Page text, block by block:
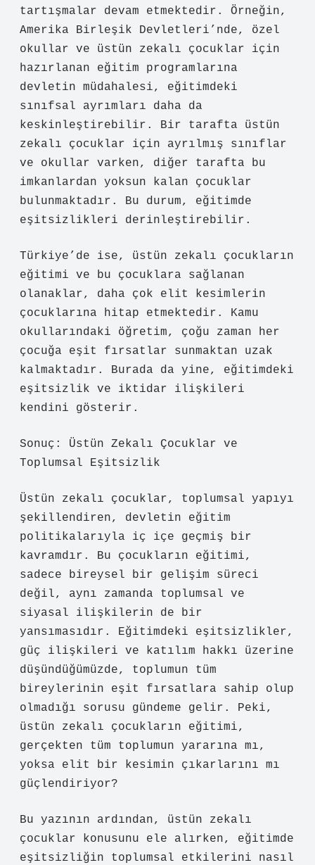
tartışmalar devam etmektedir. Örneğin,
Amerika Birleşik Devletleri’nde, özel
okullar ve üstün zekalı çocuklar için
hazırlanan eğitim programlarına
devletin müdahalesi, eğitimdeki
sınıfsal ayrımları daha da
keskinleştirebilir. Bir tarafta üstün
zekalı çocuklar için ayrılmış sınıflar
ve okullar varken, diğer tarafta bu
imkanlardan yoksun kalan çocuklar
bulunmaktadır. Bu durum, eğitimde
eşitsizlikleri derinleştirebilir.
Türkiye’de ise, üstün zekalı çocukların
eğitimi ve bu çocuklara sağlanan
olanaklar, daha çok elit kesimlerin
çocuklarına hitap etmektedir. Kamu
okullarındaki öğretim, çoğu zaman her
çocuğa eşit fırsatlar sunmaktan uzak
kalmaktadır. Burada da yine, eğitimdeki
eşitsizlik ve iktidar ilişkileri
kendini gösterir.
Sonuç: Üstün Zekalı Çocuklar ve
Toplumsal Eşitsizlik
Üstün zekalı çocuklar, toplumsal yapıyı
şekillendiren, devletin eğitim
politikalarıyla iç içe geçmiş bir
kavramdır. Bu çocukların eğitimi,
sadece bireysel bir gelişim süreci
değil, aynı zamanda toplumsal ve
siyasal ilişkilerin de bir
yansımasıdır. Eğitimdeki eşitsizlikler,
güç ilişkileri ve katılım hakkı üzerine
düşündüğümüzde, toplumun tüm
bireylerinin eşit fırsatlara sahip olup
olmadığı sorusu gündeme gelir. Peki,
üstün zekalı çocukların eğitimi,
gerçekten tüm toplumun yararına mı,
yoksa elit bir kesimin çıkarlarını mı
güçlendiriyor?
Bu yazının ardından, üstün zekalı
çocuklar konusunu ele alırken, eğitimde
eşitsizliğin toplumsal etkilerini nasıl